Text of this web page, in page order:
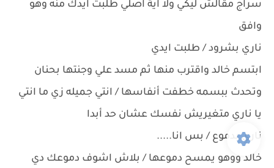
سراج مقالش ليكي ولا اية اصلي طلبت ايدك منه وهو
وافق
ناري بشرود / طلبت ايدي
ابتسم خالد واقترب منها ثم مسد علي وجنتها بحنان
وتحدث ببسمه خطفت أنفاسها / انتي جميله زي ما انتي
يا ناري متغيريش نفسك عشان حد أبدا
ناري بدموع / بس انا.....
خالد ووهو يمسح دموعها / بلاش اشوف دموعك دي